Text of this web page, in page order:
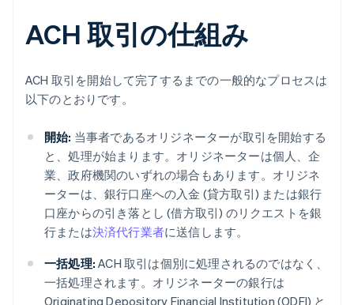
ACH 取引の仕組み
ACH 取引を開始して完了するまでの一般的なプロセスは
以下のとおりです。
開始: 当事者であるオリジネーターが取引を開始する
と、処理が始まります。オリジネーターは個人、企
業、政府機関のいずれの場合もあります。オリジネ
ーターは、銀行口座への入金 (貸方取引) または銀行
口座からの引き落とし (借方取引) のリクエストを銀
行または決済代行業者に送信します。
一括処理: ACH 取引は個別に処理されるのではなく、
一括処理されます。オリジネーターの銀行は
Originating Depository Financial Institution (ODFI) と